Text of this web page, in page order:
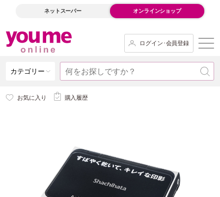
ネットスーパー オンラインショップ
ログイン･会員登録
カテゴリー
お気に入り 購入履歴